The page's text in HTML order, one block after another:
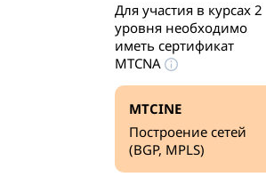
Для участия в курсах 2
уровня необходимо
иметь сертификат
MTCNA
MTCINE
Построение сетей
(BGP, MPLS)